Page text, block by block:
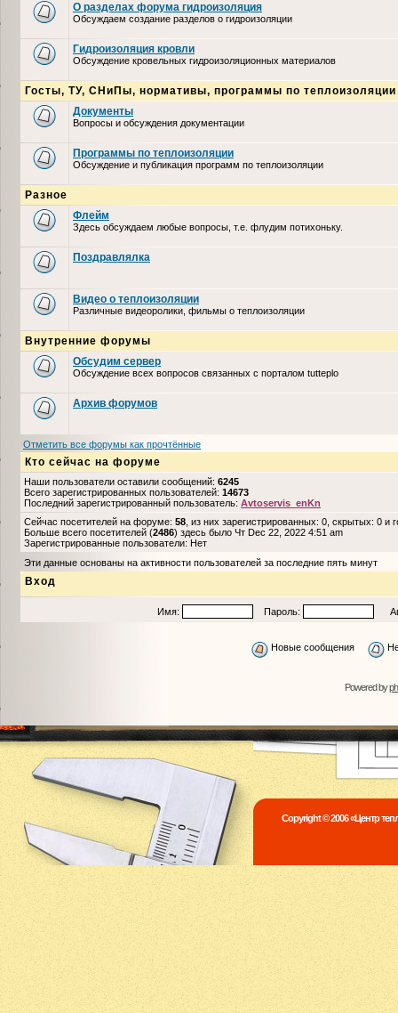
О разделах форума гидроизоляция
Обсуждаем создание разделов о гидроизоляции
Гидроизоляция кровли
Обсуждение кровельных гидроизоляционных материалов
Госты, ТУ, СНиПы, нормативы, программы по теплоизоляции
Документы
Вопросы и обсуждения документации
Программы по теплоизоляции
Обсуждение и публикация программ по теплоизоляции
Разное
Флейм
Здесь обсуждаем любые вопросы, т.е. флудим потихоньку.
Поздравлялка
Видео о теплоизоляции
Различные видеоролики, фильмы о теплоизоляции
Внутренние форумы
Обсудим сервер
Обсуждение всех вопросов связанных с порталом tutteplo
Архив форумов
Отметить все форумы как прочтённые
Кто сейчас на форуме
Наши пользователи оставили сообщений: 6245
Всего зарегистрированных пользователей: 14673
Последний зарегистрированный пользователь: Avtoservis_enKn
Сейчас посетителей на форуме: 58 , из них зарегистрированных: 0, скрытых: 0
Больше всего посетителей (2486) здесь было Чт Dec 22, 2022 4:51 am
Зарегистрированные пользователи: Нет
Эти данные основаны на активности пользователей за последние пять минут
Вход
Имя: Пароль:
Новые сообщения
Powered by
Copyright © 2006 «Центр